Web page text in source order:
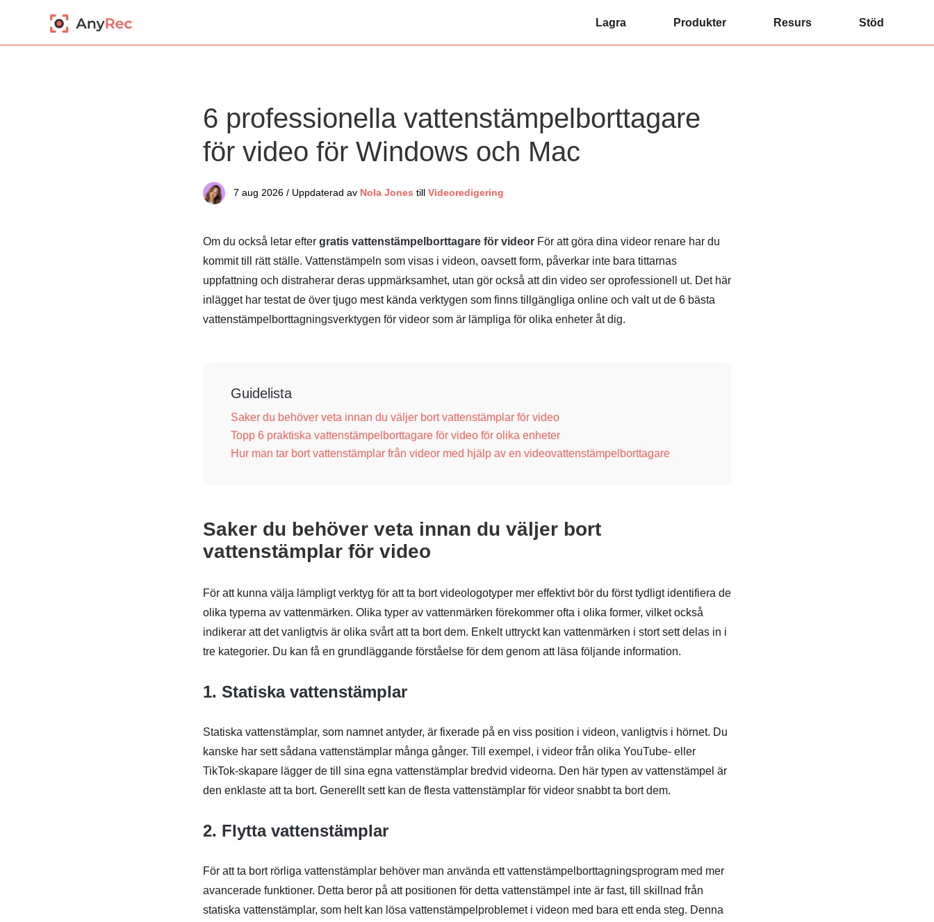
Lagra Produkter Resurs Stöd
6 professionella vattenstämpelborttagare
för video för Windows och Mac
7 aug 2026 / Uppdaterad av Nola Jones till Videoredigering
Om du också letar efter gratis vattenstämpelborttagare för videor För att göra dina videor renare har du
kommit till rätt ställe. Vattenstämpeln som visas i videon, oavsett form, påverkar inte bara tittarnas
uppfattning och distraherar deras uppmärksamhet, utan gör också att din video ser oprofessionell ut. Det här
inlägget har testat de över tjugo mest kända verktygen som finns tillgängliga online och valt ut de 6 bästa
vattenstämpelborttagningsverktygen för videor som är lämpliga för olika enheter åt dig.
Guidelista
Saker du behöver veta innan du väljer bort vattenstämplar för video
Topp 6 praktiska vattenstämpelborttagare för video för olika enheter
Hur man tar bort vattenstämplar från videor med hjälp av en videovattenstämpelborttagare
Saker du behöver veta innan du väljer bort
vattenstämplar för video
För att kunna välja lämpligt verktyg för att ta bort videologotyper mer effektivt bör du först tydligt identifiera de
olika typerna av vattenmärken. Olika typer av vattenmärken förekommer ofta i olika former, vilket också
indikerar att det vanligtvis är olika svårt att ta bort dem. Enkelt uttryckt kan vattenmärken i stort sett delas in i
tre kategorier. Du kan få en grundläggande förståelse för dem genom att läsa följande information.
1. Statiska vattenstämplar
Statiska vattenstämplar, som namnet antyder, är fixerade på en viss position i videon, vanligtvis i hörnet. Du
kanske har sett sådana vattenstämplar många gånger. Till exempel, i videor från olika YouTube- eller
TikTok-skapare lägger de till sina egna vattenstämplar bredvid videorna. Den här typen av vattenstämpel är
den enklaste att ta bort. Generellt sett kan de flesta vattenstämplar för videor snabbt ta bort dem.
2. Flytta vattenstämplar
För att ta bort rörliga vattenstämplar behöver man använda ett vattenstämpelborttagningsprogram med mer
avancerade funktioner. Detta beror på att positionen för detta vattenstämpel inte är fast, till skillnad från
statiska vattenstämplar, som helt kan lösa vattenstämpelproblemet i videon med bara ett enda steg. Denna